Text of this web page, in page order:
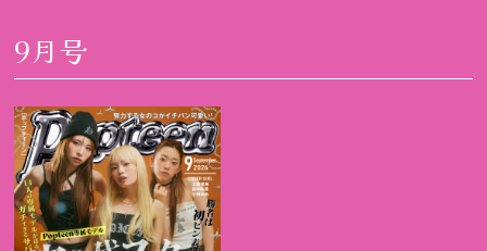
9月号